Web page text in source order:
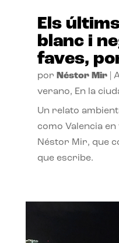
Els
blanc i
faves,
por Néstor Mir|
verano, En la
Un relato
como Valencia
Néstor Mir, que
que escribe.